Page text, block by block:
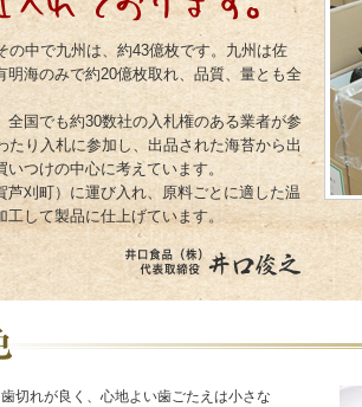
の中で九州は、約43億枚です。九州は佐
海のみで約20億枚取れ、品質、量とも全
国でも約30数社の入札権のある業者が参
り入札に参加し、出品された海苔から出
つけの中心に考えています。
刈町）に運び入れ、原料ごとに適した温
工して製品に仕上げています。
切れが良く、心地よい歯ごたえは小さな